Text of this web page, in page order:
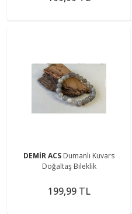
DEMİR ACS Dumanlı Kuvars
Doğaltaş Bileklik
199,99 TL